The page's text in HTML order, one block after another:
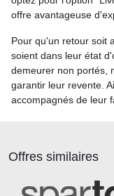
offre avantageuse
Pour qu'un retour soit
soient dans leur état
demeurer non portés,
garantir leur revente.
accompagnés de leur
Offres similaires